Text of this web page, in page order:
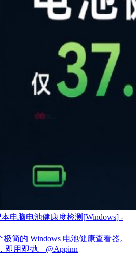
本电脑电池健康度检测[Windows] -
极简的 Windows 电池健康查看器。
即用即抛。@Appinn